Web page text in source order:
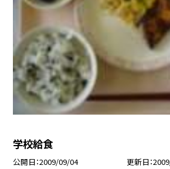
学校給食
公開日 2009/09/04 更新日